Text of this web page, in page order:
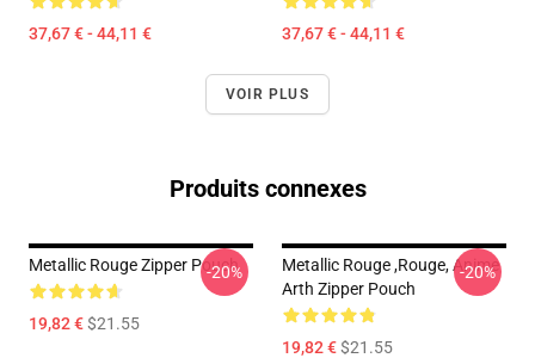
37,67 € - 44,11 € 37,67 € - 44,11 €
VOIR PLUS
Produits connexes
Metallic Rouge Zipper Pouch
19,82 €$21.55
-20%
Metallic Rouge ,rouge, Anime
Arth Zipper Pouch
19,82 €$21.55
-20%